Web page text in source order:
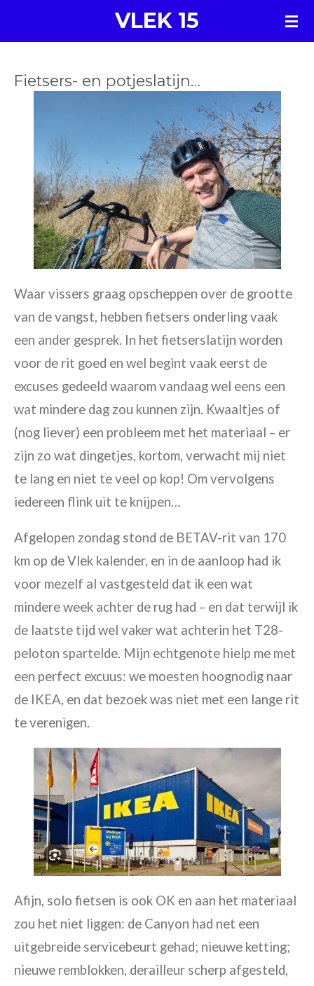
direct
de
VLEK 15
Fietsers- en potjeslatijn…
Waar vissers graag opscheppen over de grootte
van de vangst, hebben fietsers onderling vaak
een ander gesprek. In het fietserslatijn worden
voor de rit goed en wel begint vaak eerst de
excuses gedeeld waarom vandaag wel eens een
wat mindere dag zou kunnen zijn. Kwaaltjes of
(nog liever) een probleem met het materiaal – er
zijn zo wat dingetjes, kortom, verwacht mij niet
te lang en niet te veel op kop! Om vervolgens
iedereen flink uit te knijpen…
Afgelopen zondag stond de BETAV-rit van 170
km op de Vlek kalender, en in de aanloop had ik
voor mezelf al vastgesteld dat ik een wat
mindere week achter de rug had – en dat terwijl ik
de laatste tijd wel vaker wat achterin het T28-
peloton spartelde. Mijn echtgenote hielp me met
een perfect excuus: we moesten hoognodig naar
de IKEA, en dat bezoek was niet met een lange rit
te verenigen.
Afijn, solo fietsen is ook OK en aan het materiaal
zou het niet liggen: de Canyon had net een
uitgebreide servicebeurt gehad; nieuwe ketting;
nieuwe remblokken, derailleur scherp afgesteld,